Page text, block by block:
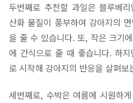
두번째로 추천할 과일은 블루베
산화 물질이 풍부하여 강아지의
을 줄 수 있습니다. 또, 작은 크기
에 간식으로 줄 때 좋습니다. 하
로 시작해 강아지의 반응을 살펴보
세번째로, 수박은 여름에 시원하